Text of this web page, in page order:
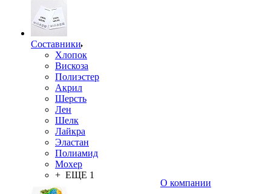
Составники
Хлопок
Вискоза
Полиэстер
Акрил
Шерсть
Лен
Шелк
Лайкра
Эластан
Полиамид
Мохер
+ ЕЩЕ 1
О компании